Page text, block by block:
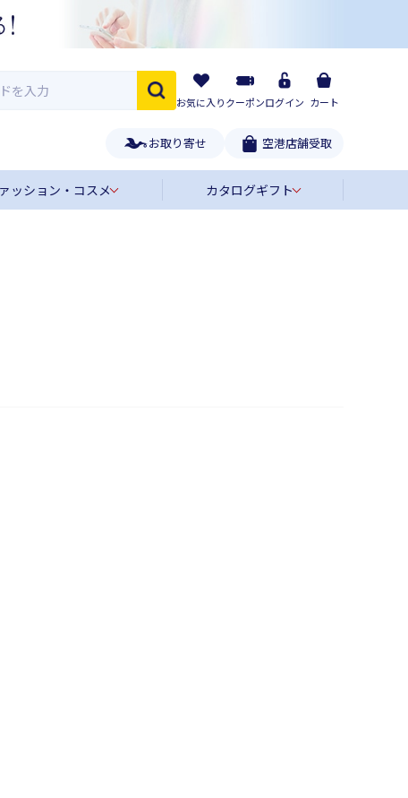
お気に入りクーポンログイン カート
お取り寄せ 空港店舗受取
ッション・コスメ カタログギフト